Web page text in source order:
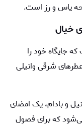
یاس و رز است.
خیال
جایگاه خود را
شرقی وانیلی
و بادام، یک امضای
که برای فصول